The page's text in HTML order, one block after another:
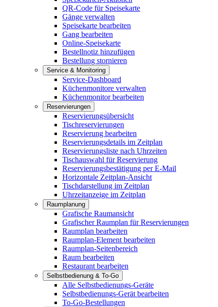
QR-Code für Speisekarte
Gänge verwalten
Speisekarte bearbeiten
Gang bearbeiten
Online-Speisekarte
Bestellnotiz hinzufügen
Bestellung stornieren
Service & Monitoring
Service-Dashboard
Küchenmonitore verwalten
Küchenmonitor bearbeiten
Reservierungen
Reservierungsübersicht
Tischreservierungen
Reservierung bearbeiten
Reservierungsdetails im Zeitplan
Reservierungsliste nach Uhrzeiten
Tischauswahl für Reservierung
Reservierungsbestätigung per E-Mail
Horizontale Zeitplan-Ansicht
Tischdarstellung im Zeitplan
Uhrzeitanzeige im Zeitplan
Raumplanung
Grafische Raumansicht
Grafischer Raumplan für Reservierungen
Raumplan bearbeiten
Raumplan-Element bearbeiten
Raumplan-Seitenbereich
Raum bearbeiten
Restaurant bearbeiten
Selbstbedienung & To-Go
Alle Selbstbedienungs-Geräte
Selbstbedienungs-Gerät bearbeiten
To-Go-Bestellungen